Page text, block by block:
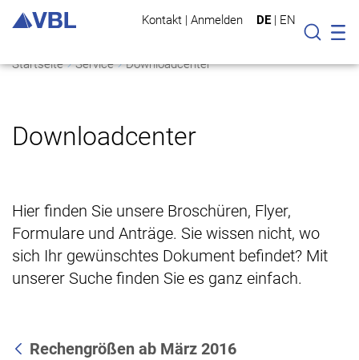
Kontakt | Anmelden DE | EN
Suche
Startseite Service Downloadcenter
Downloadcenter
Hier finden Sie unsere Broschüren, Flyer,
Formulare und Anträge. Sie wissen nicht, wo
sich Ihr gewünschtes Dokument befindet? Mit
unserer Suche finden Sie es ganz einfach.
Rechengrößen ab März 2016